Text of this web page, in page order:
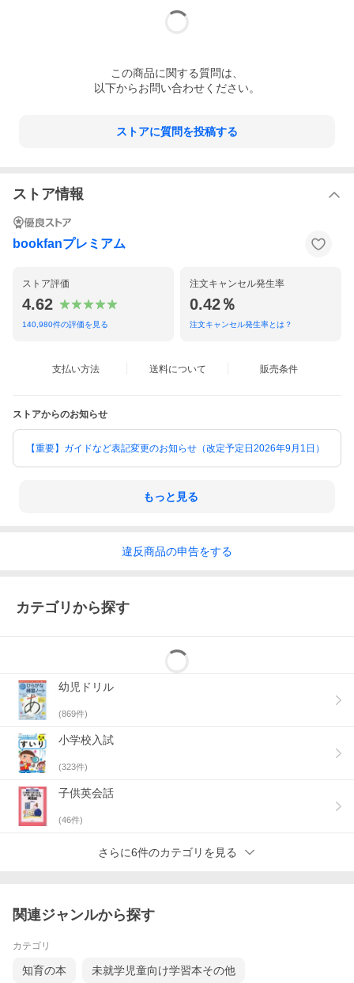
この商品に関する質問は、
以下からお問い合わせください。
ストアに質問を投稿する
ストア情報
bookfanプレミアム
ストア評価
4.62
140,980件の評価を見る
注文キャンセル発生率
0.42％
注文キャンセル発生率とは？
支払い方法 送料について 販売条件
ストアからのお知らせ
【重要】ガイドなど表記変更のお知らせ（改定予定日2026年9月1日）
もっと見る
違反商品の申告をする
カテゴリから探す
幼児ドリル
(869件)
小学校入試
(323件)
子供英会話
(46件)
さらに6件のカテゴリを見る
関連ジャンルから探す
カテゴリ
知育の本 未就学児童向け学習本その他